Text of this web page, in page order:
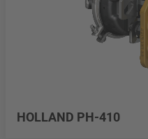
HOLLAND PH-410